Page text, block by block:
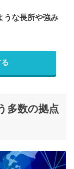
うな長所や強み
多数の拠点